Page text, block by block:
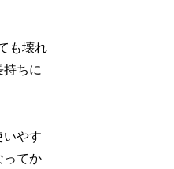
も壊れ
ちに
いやす
ってか